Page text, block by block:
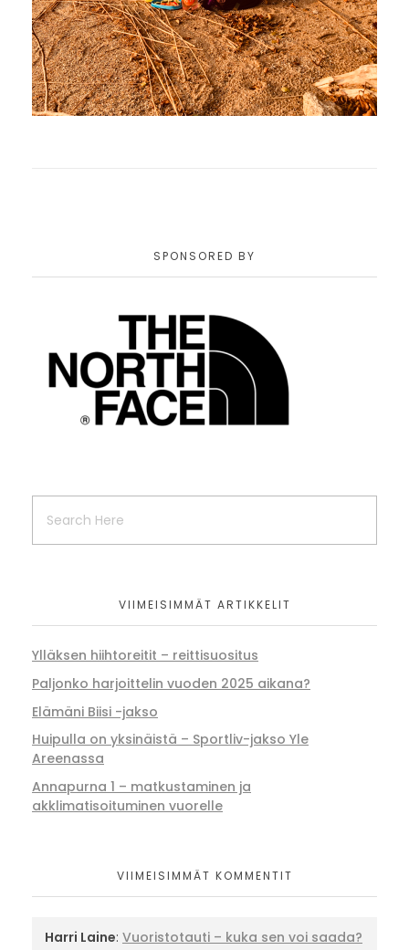
SPONSORED BY
VIIMEISIMMÄT ARTIKKELIT
Ylläksen hiihtoreitit – reittisuositus
Paljonko harjoittelin vuoden 2025 aikana?
Elämäni Biisi -jakso
Huipulla on yksinäistä – Sportliv-jakso Yle
Areenassa
Annapurna 1 – matkustaminen ja
akklimatisoituminen vuorelle
VIIMEISIMMÄT KOMMENTIT
Harri Laine: Vuoristotauti – kuka sen voi saada?